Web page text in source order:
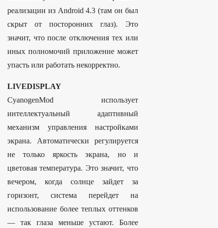
реализации из Android 4.3 (там он был
скрыт от посторонних глаз). Это
значит, что после отключения тех или
иных полномочий приложение может
упасть или работать некорректно.
LIVEDISPLAY
CyanogenMod использует
интеллектуальный адаптивный
механизм управления настройками
экрана. Автоматически регулируется
не только яркость экрана, но и
цветовая температура. Это значит, что
вечером, когда солнце зайдет за
горизонт, система перейдет на
использование более теплых оттенков
— так глаза меньше устают. Более